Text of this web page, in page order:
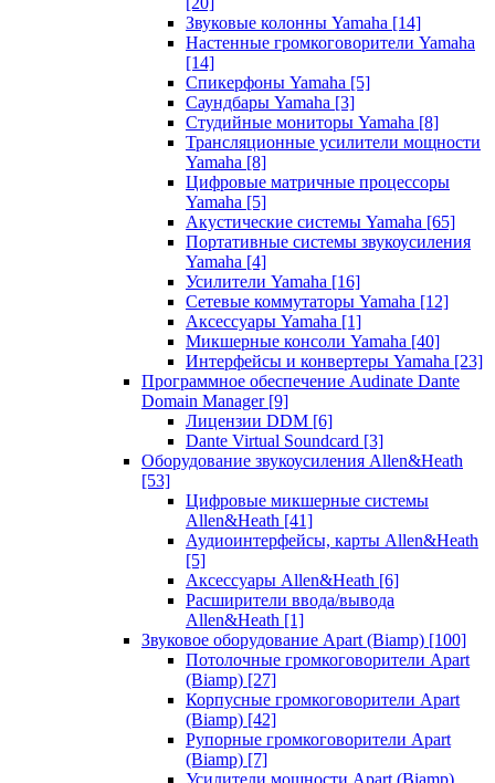
Звуковые колонны Yamaha [14]
Настенные громкоговорители Yamaha
[14]
Спикерфоны Yamaha [5]
Саундбары Yamaha [3]
Студийные мониторы Yamaha [8]
Трансляционные усилители мощности
Yamaha [8]
Цифровые матричные процессоры
Yamaha [5]
Акустические системы Yamaha [65]
Портативные системы звукоусиления
Yamaha [4]
Усилители Yamaha [16]
Сетевые коммутаторы Yamaha [12]
Аксессуары Yamaha [1]
Микшерные консоли Yamaha [40]
Интерфейсы и конвертеры Yamaha [23]
Программное обеспечение Audinate Dante
Domain Manager [9]
Лицензии DDM [6]
Dante Virtual Soundcard [3]
Оборудование звукоусиления Allen&Heath
[53]
Цифровые микшерные системы
Allen&Heath [41]
Аудиоинтерфейсы, карты Allen&Heath
[5]
Аксессуары Allen&Heath [6]
Расширители ввода/вывода
Allen&Heath [1]
Звуковое оборудование Apart (Biamp) [100]
Потолочные громкоговорители Apart
(Biamp) [27]
Корпусные громкоговорители Apart
(Biamp) [42]
Рупорные громкоговорители Apart
(Biamp) [7]
Усилители мощности Apart (Biamp)